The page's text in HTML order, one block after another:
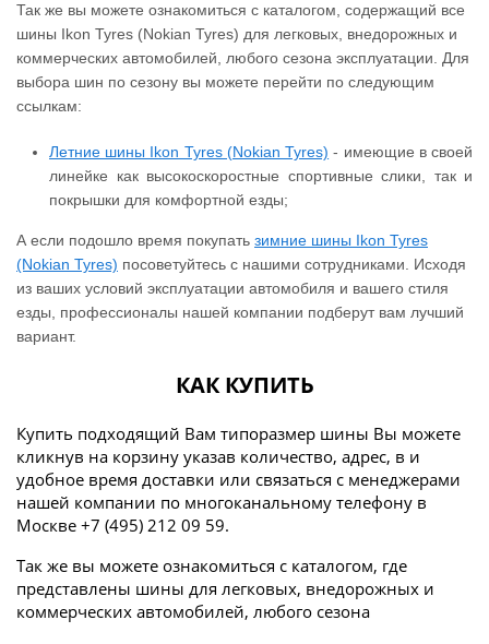
Так же вы можете ознакомиться с каталогом, содержащий все
шины Ikon Tyres (Nokian Tyres) для легковых, внедорожных и
коммерческих автомобилей, любого сезона эксплуатации. Для
выбора шин по сезону вы можете перейти по следующим
ссылкам:
Летние шины Ikon Tyres (Nokian Tyres) - имеющие в своей
линейке как высокоскоростные спортивные слики, так и
покрышки для комфортной езды;
А если подошло время покупать зимние шины Ikon Tyres
(Nokian Tyres) посоветуйтесь с нашими сотрудниками. Исходя
из ваших условий эксплуатации автомобиля и вашего стиля
езды, профессионалы нашей компании подберут вам лучший
вариант.
КАК КУПИТЬ
Купить подходящий Вам типоразмер шины Вы можете
кликнув на корзину указав количество, адрес, в и
удобное время доставки или связаться с менеджерами
нашей компании по многоканальному телефону в
Москве +7 (495) 212 09 59.
Так же вы можете ознакомиться с каталогом, где
представлены шины для легковых, внедорожных и
коммерческих автомобилей, любого сезона